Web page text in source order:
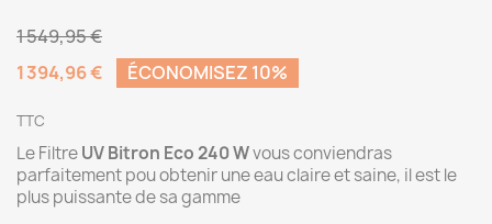
1 549,95 €
1 394,96 €
ÉCONOMISEZ 10%
TTC
Le FiltreUV Bitron Eco 240 Wvous conviendras
parfaitement pou obtenir une eau claire et saine, il est le
plus puissante de sa gamme